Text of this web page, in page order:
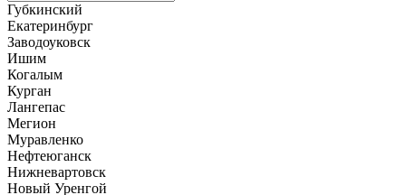
Губкинский
Екатеринбург
Заводоуковск
Ишим
Когалым
Курган
Лангепас
Мегион
Муравленко
Нефтеюганск
Нижневартовск
Новый Уренгой